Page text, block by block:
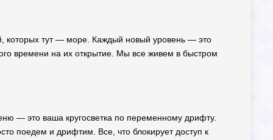
которых тут — море. Каждый новый уровень — это
времени на их открытие. Мы все живем в быстром
— это ваша кругосветка по переменному дрифту.
поедем и дрифтим. Все, что блокирует доступ к